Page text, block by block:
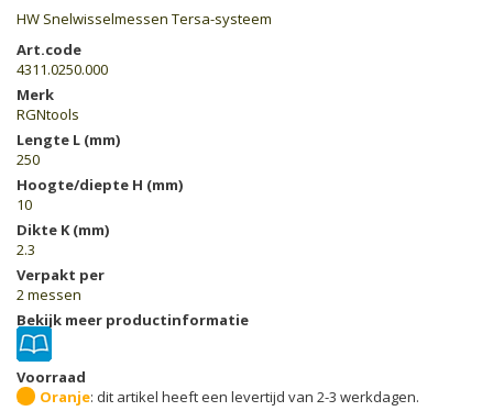
HW Snelwisselmessen Tersa-systeem
Art.code
4311.0250.000
Merk
RGNtools
Lengte L (mm)
250
Hoogte/diepte H (mm)
10
Dikte K (mm)
2.3
Verpakt per
2 messen
Bekijk meer productinformatie
Voorraad
Oranje